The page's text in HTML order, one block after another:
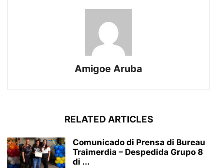
Amigoe Aruba
RELATED ARTICLES
Comunicado di Prensa di Bureau
Traimerdia – Despedida Grupo 8
di ...